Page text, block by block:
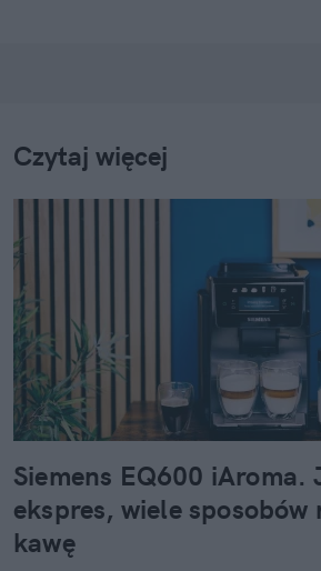
Czytaj więcej
Siemens EQ600 iAroma.
ekspres, wiele sposobów
kawę